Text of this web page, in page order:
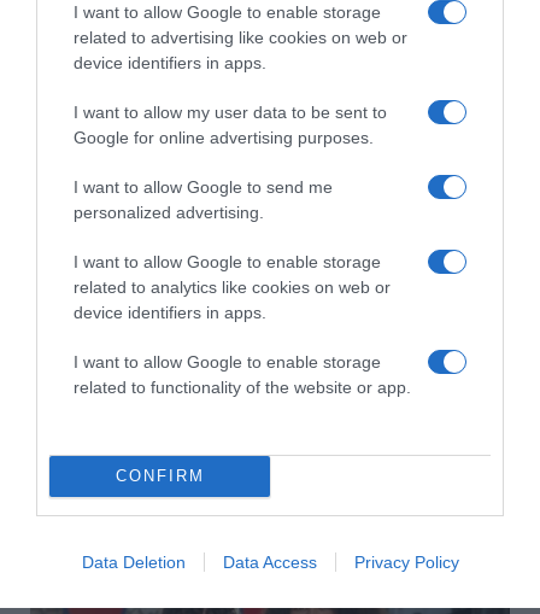
I want to allow Google to enable storage
related to advertising like cookies on web or
device identifiers in apps.
I want to allow my user data to be sent to
Google for online advertising purposes.
I want to allow Google to send me
personalized advertising.
I want to allow Google to enable storage
related to analytics like cookies on web or
device identifiers in apps.
I want to allow Google to enable storage
related to functionality of the website or app.
CONFIRM
Data Deletion Data Access Privacy Policy
2026-08-08.
Csökkenti a vérnyomást, és védi a szívet
2026-08-08.
Takácsatka elleni védekezés kánikulában: így mentheted
meg a növényeidet